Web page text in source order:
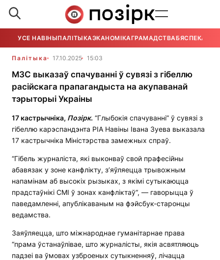
УСЕ НАВІНЫПАЛІТЫКАЭКАНОМІКАГРАМАДСТВАБЯСПЕКА
Палітыка 17.10.2025 15:03
МЗС выказаў спачуванні ў сувязі з гібеллю
расійскага прапагандыста на акупаванай
тэрыторыі Украіны
17 кастрычніка, Позірк. “Глыбокія спачуванні” ў сувязі з
гібеллю карэспандэнта РІА Навіны Івана Зуева выказала
17 кастрычніка Міністэрства замежных спраў.
“Гібель журналіста, які выконваў свой прафесійны
абавязак у зоне канфлікту, з’яўляецца трывожным
напамінам аб высокіх рызыках, з якімі сутыкаюцца
прадстаўнікі СМІ ў зонах канфліктаў“, — гаворыцца ў
паведамленні, апублікаваным на фэйсбук-старонцы
ведамства.
Заяўляецца, што міжнароднае гуманітарнае права
“прама ўстанаўлівае, што журналісты, якія асвятляюць
падзеі ва ўмовах узброеных сутыкненняў, лічацца